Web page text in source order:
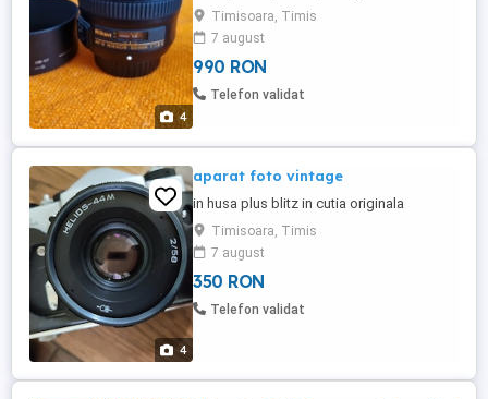
4
sau lumină slabă. Este un obiectiv
luminos, foarte clar, cu bokeh plăcut și
rezultate excelente chiar și pe body-uri
entry-level. Focală fixă imagine foarte clară
Diafragmă f 1.8 fundal blurat profesionist
Timisoara, Timis
7 august
990 RON
Telefon validat
4
aparat foto vintage
in husa plus blitz in cutia originala
Timisoara, Timis
7 august
350 RON
Telefon validat